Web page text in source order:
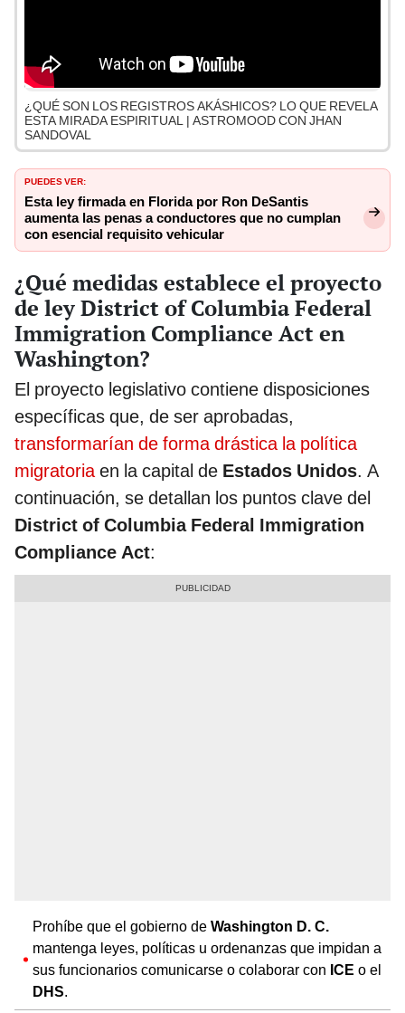
¿QUÉ SON LOS REGISTROS AKÁSHICOS? LO QUE REVELA
ESTA MIRADA ESPIRITUAL | ASTROMOOD CON JHAN
SANDOVAL
PUEDES VER:
Esta ley firmada en Florida por Ron DeSantis
aumenta las penas a conductores que no cumplan
con esencial requisito vehicular
¿Qué medidas establece el proyecto
de ley District of Columbia Federal
Immigration Compliance Act en
Washington?
El proyecto legislativo contiene disposiciones
específicas que, de ser aprobadas,
transformarían de forma drástica la política
migratoriaen la capital de Estados Unidos. A
continuación, se detallan los puntos clave del
District of Columbia Federal Immigration
Compliance Act:
Prohíbe que el gobierno de Washington D. C.
mantenga leyes, políticas u ordenanzas que impidan a
sus funcionarios comunicarse o colaborar con ICE o el
DHS.